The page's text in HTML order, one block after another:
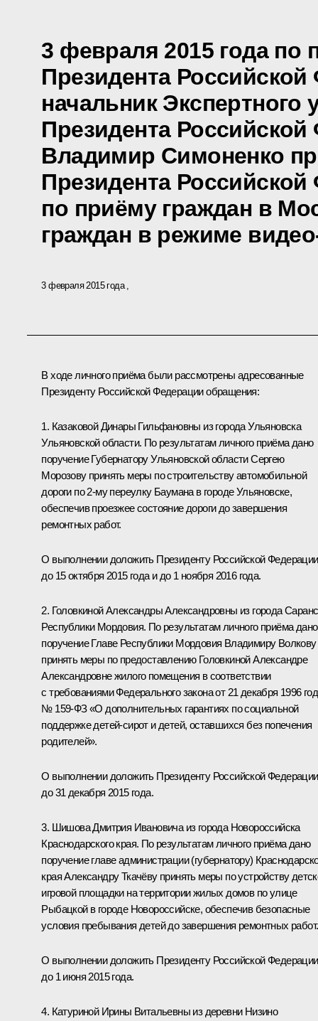
3 февраля 2015 года по
Президента
начальник Экспертного
Президента
Владимир Симоненко
Президента
по приёму граждан в
граждан в режиме
3 февраля 2015 года
В ходе личного приёма были рассмотрены адресованные
Президенту Российской Федерации обращения:
1. Казаковой Динары Гильфановны из города Ульяновска
Ульяновской области. По результатам личного приёма дано
поручение Губернатору Ульяновской области Сергею
Морозову принять меры по строительству автомобильной
дороги по 2-му переулку Баумана в городе Ульяновске,
обеспечив проезжее состояние дороги до завершения
ремонтных работ.
О выполнении доложить Президенту Российской Федерации
до 15 октября 2015 года и до 1 ноября 2016 года.
2. Головкиной Александры Александровны из города
Республики Мордовия. По результатам личного приёма дано
поручение Главе Республики Мордовия Владимиру Волкову
принять меры по предоставлению Головкиной Александре
Александровне жилого помещения в соответствии
с требованиями Федерального закона от 21 декабря 1996
№ 159-ФЗ «О дополнительных гарантиях по социальной
поддержке детей-сирот и детей, оставшихся без попечения
родителей».
О выполнении доложить Президенту Российской Федерации
до 31 декабря 2015 года.
3. Шишова Дмитрия Ивановича из города Новороссийска
Краснодарского края. По результатам личного приёма дано
поручение главе администрации (губернатору)
края Александру Ткачёву принять меры по устройству
игровой площадки на территории жилых домов по улице
Рыбацкой в городе Новороссийске, обеспечив безопасные
условия пребывания детей до завершения ремонтных работ.
О выполнении доложить Президенту Российской Федерации
до 1 июня 2015 года.
4. Катуриной Ирины Витальевны из деревни Низино